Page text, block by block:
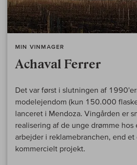
MIN VINMAGER
Achaval Ferrer
Det var først i slutningen af
modelejendom (kun 150.000
lanceret i Mendoza. Vingården er
realisering af de unge drømme hos
arbejder i reklamebranchen, end
kommercielt projekt.